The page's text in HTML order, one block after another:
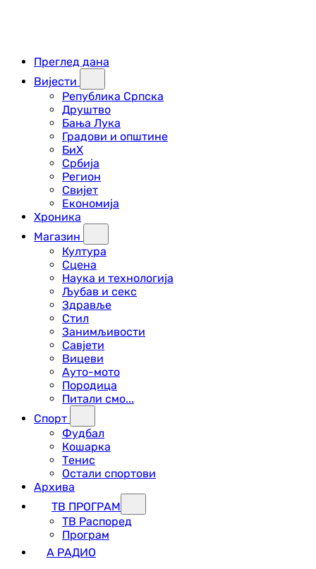
Преглед дана
Вијести
Република Српска
Друштво
Бања Лука
Градови и општине
БиХ
Србија
Регион
Свијет
Економија
Хроника
Магазин
Култура
Сцена
Наука и технологија
Љубав и секс
Здравље
Стил
Занимљивости
Савјети
Вицеви
Ауто-мото
Породица
Питали смо...
Спорт
Фудбал
Кошарка
Тенис
Остали спортови
Архива
ТВ ПРОГРАМ
ТВ Распоред
Програм
А РАДИО